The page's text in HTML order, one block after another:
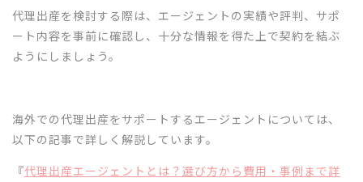
代理出産を検討する際は、エージェントの実績や評判、サポ
ート内容を事前に確認し、十分な情報を得た上で契約を結ぶ
ようにしましょう。
海外での代理出産をサポートするエージェントについては、
以下の記事で詳しく解説しています。
『代理出産エージェントとは？選び方から費用・事例まで詳